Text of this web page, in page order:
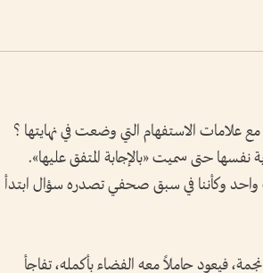
علامات الاستفهام التي وضعت في نهايتها ؟
نفسها حتى سميت «بالإجابة المتفق عليها».
واحد وكأننا في سبق صحفي تصدره سؤال ابتدأ
فيعود حاملاً معه الفضاء بأكمله، تفاجأ